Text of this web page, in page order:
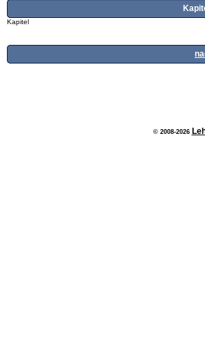
Kapitel
© 2008-2026